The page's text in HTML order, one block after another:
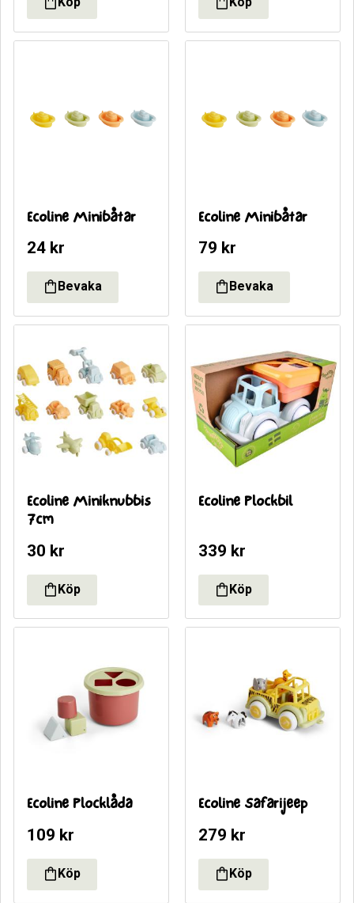
Ecoline Minibåtar
24 kr
Ecoline Minibåtar
79 kr
Ecoline Miniknubbis
7cm
30 kr
Ecoline Plockbil
339 kr
Ecoline Plocklåda
109 kr
Ecoline Safarijeep
279 kr